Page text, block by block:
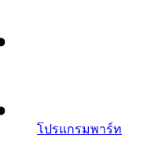
โปรแกรมพาร์ท